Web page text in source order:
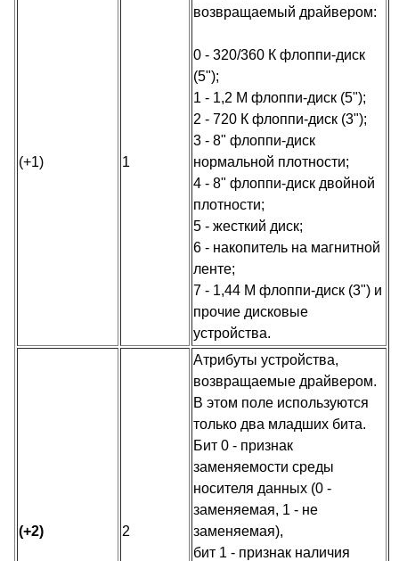
(+1) 1
возвращаемый драйвером:
0 - 320/360 К флоппи-диск
(5");
1 - 1,2 М флоппи-диск (5");
2 - 720 К флоппи-диск (3");
3 - 8" флоппи-диск
нормальной плотности;
4 - 8" флоппи-диск двойной
плотности;
5 - жесткий диск;
6 - накопитель на магнитной
ленте;
7 - 1,44 М флоппи-диск (3") и
прочие дисковые
устройства.
(+2) 2
Атрибуты устройства,
возвращаемые драйвером.
В этом поле используются
только два младших бита.
Бит 0 - признак
заменяемости среды
носителя данных (0 -
заменяемая, 1 - не
заменяемая),
бит 1 - признак наличия